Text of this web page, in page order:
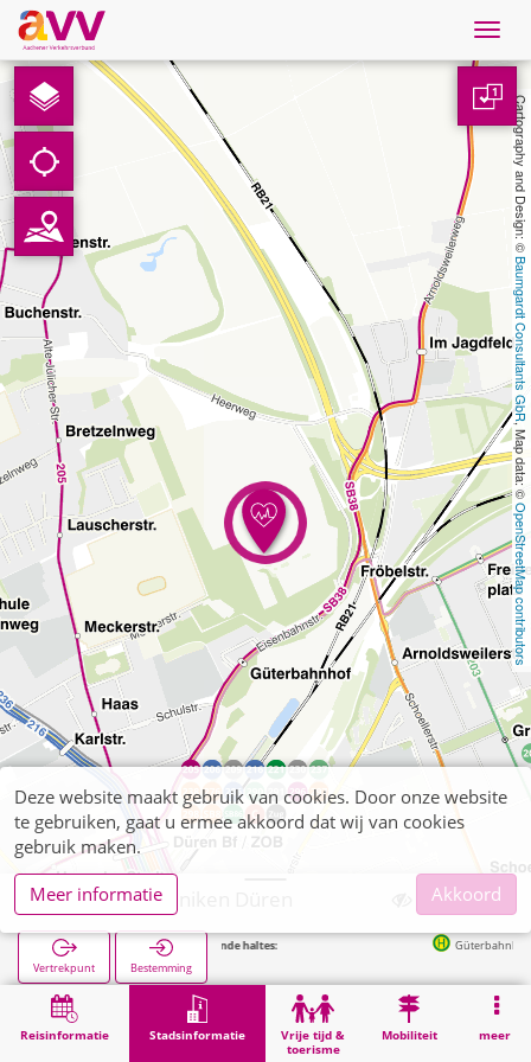
Nederlands
Downloads
Contact
Gegevensbescherming
Colofon
AVV
Cartography and Design: ©
Baumgardt Consultants GbR
, Map data: ©
OpenStreetMap contributors
1
Reisinformatie Stadsinformatie
Vrije tijd &
toerisme
Mobiliteit meer
Rheinische Kliniken Düren
Vertrekpunt Bestemming
Volgende haltes: Güterbahnhof in 363m
Stadsinformatie Gezondheid Rheinische Kliniken Düren
Deze website maakt gebruik van cookies. Door onze website
te gebruiken, gaat u ermee akkoord dat wij van cookies
gebruik maken.
Meer informatie
Akkoord